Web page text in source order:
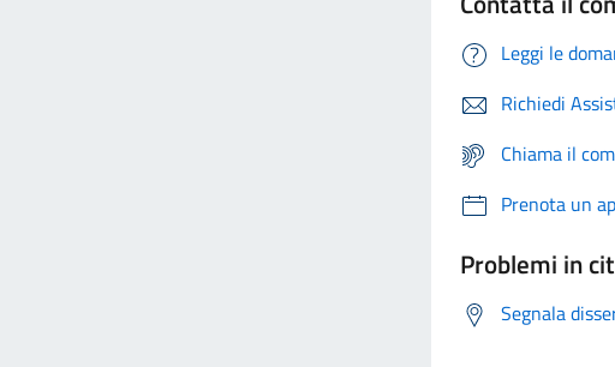
Leggi le
Richiedi
Chiama il
Prenota un
Problemi in
Segnala